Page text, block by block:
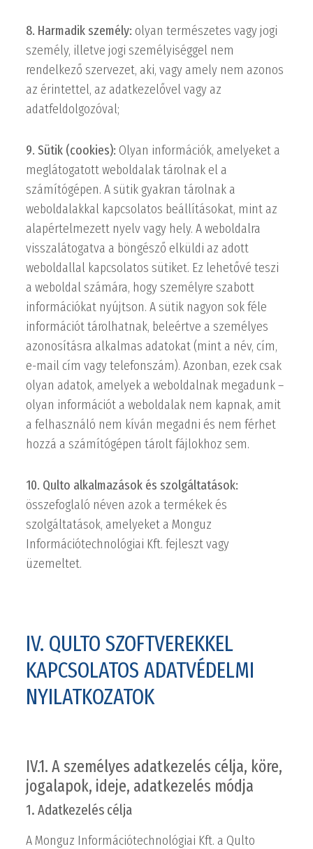
8. Harmadik személy: olyan természetes vagy jogi
személy, illetve jogi személyiséggel nem
rendelkező szervezet, aki, vagy amely nem azonos
az érintettel, az adatkezelővel vagy az
adatfeldolgozóval;
9. Sütik (cookies): Olyan információk, amelyeket a
meglátogatott weboldalak tárolnak el a
számítógépen. A sütik gyakran tárolnak a
weboldalakkal kapcsolatos beállításokat, mint az
alapértelmezett nyelv vagy hely. A weboldalra
visszalátogatva a böngésző elküldi az adott
weboldallal kapcsolatos sütiket. Ez lehetővé teszi
a weboldal számára, hogy személyre szabott
információkat nyújtson. A sütik nagyon sok féle
információt tárolhatnak, beleértve a személyes
azonosításra alkalmas adatokat (mint a név, cím,
e-mail cím vagy telefonszám). Azonban, ezek csak
olyan adatok, amelyek a weboldalnak megadunk –
olyan információt a weboldalak nem kapnak, amit
a felhasználó nem kíván megadni és nem férhet
hozzá a számítógépen tárolt fájlokhoz sem.
10. Qulto alkalmazások és szolgáltatások:
összefoglaló néven azok a termékek és
szolgáltatások, amelyeket a Monguz
Információtechnológiai Kft. fejleszt vagy
üzemeltet.
IV. QULTO SZOFTVEREKKEL
KAPCSOLATOS ADATVÉDELMI
NYILATKOZATOK
IV.1. A személyes adatkezelés célja, köre,
jogalapok, ideje, adatkezelés módja
1. Adatkezelés célja
A Monguz Információtechnológiai Kft. a Qulto